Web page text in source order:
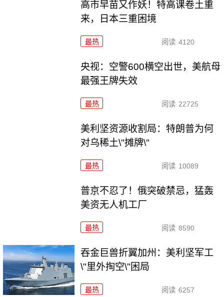
高市早苗又作妖！特高课卷土重
来，日本三重困境
最热 阅读 4120
央视：空警600横空出世，美航母
最强王牌失效
最热 阅读 22725
美利坚资源收割局：特朗普为何
对乌稀土\"摊牌\"
最热 阅读 10089
普京不忍了！俄突破禁忌，猛轰
美资无人机工厂
最热 阅读 8590
吞金巨兽折翼加州：美利坚军工
\"里外掏空\"困局
最热 阅读 6257